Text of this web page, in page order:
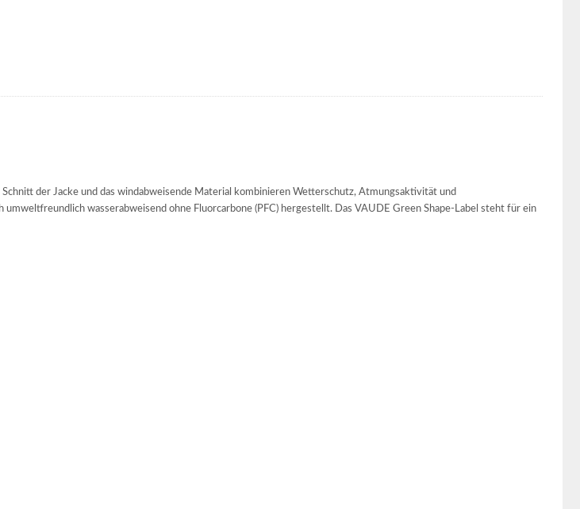
der Jacke und das windabweisende Material kombinieren Wetterschutz, Atmungsaktivität und
wasserabweisend ohne Fluorcarbone (PFC) hergestellt. Das VAUDE Green Shape-Label steht für ein